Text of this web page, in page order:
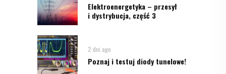
Elektroenergetyka – przesył
i dystrybucja, część 3
2 dni ago
Poznaj i testuj diody tunelowe!